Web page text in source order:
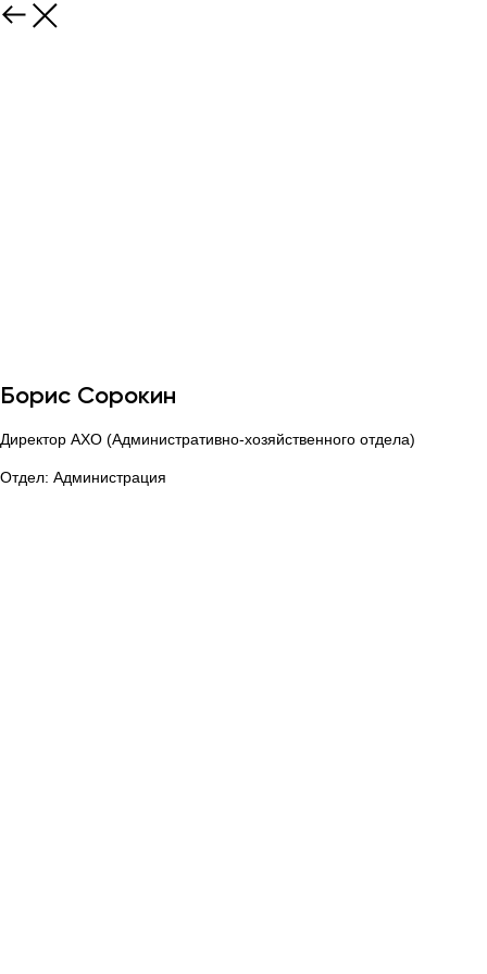
Борис Сорокин
Директор АХО (Административно-хозяйственного отдела)
Отдел: Администрация